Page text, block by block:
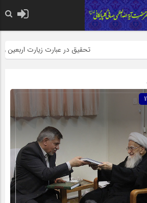
تحقیق در عبارت زیارت اربعین